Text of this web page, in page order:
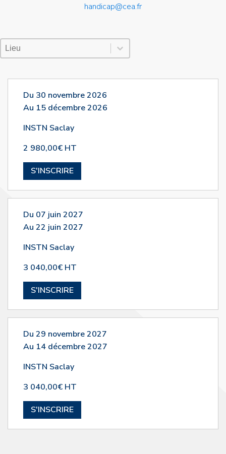
handicap@cea.fr
Lieu Session
Sélectionnez le contenu
Sélectionnez le contenu
Du 30 novembre 2026
Au 15 décembre 2026
INSTN Saclay
2 980,00€ HT
S'INSCRIRE
Du 07 juin 2027
Au 22 juin 2027
INSTN Saclay
3 040,00€ HT
S'INSCRIRE
Du 29 novembre 2027
Au 14 décembre 2027
INSTN Saclay
3 040,00€ HT
S'INSCRIRE